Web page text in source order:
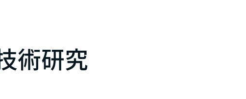
術研究